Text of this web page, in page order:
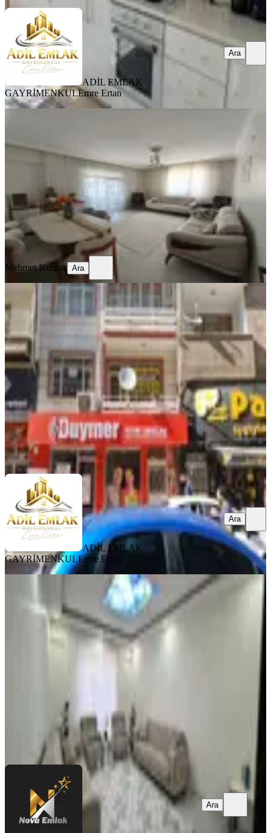
ADİL EMLAK
GAYRİMENKULEmre Ertan
Ara
Merkez, Sürsürü Mahallesi
3+1·170 m² ·5. Kat ·05.08.2026
4.050.000 ₺
Mehmet Kurnaz
Ara
Mehmet Kurnaz Ara
Elazığın Kalbinde Satılık Daire: Vali
Fahri Bey Caddesinde 3+1
Merkez, Nail Bey Mahallesi
3+1· 150 m²·2. Kat·05.08.2026
2.600.000 ₺
ADİL EMLAK GAYRİMENKULEmre Ertan
Ara
ADİL EMLAK
GAYRİMENKULEmre Ertan
Ara
Ulukent Polis Karakolunun
Karşısında Satılık 3+1 Daire
Merkez, Ulu Kent Mahallesi
3+1
170 m²· Yüksek giriş
NOVA EMLAKSinan BALIK
Ara